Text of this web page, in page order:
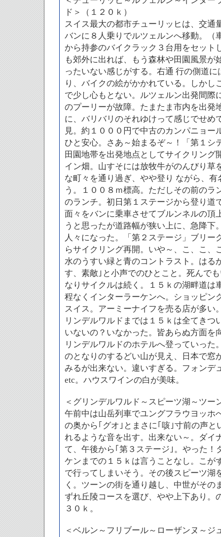
ド＞（１２０ｋ）
スイス最大の都市チューリッヒは、交通
バンに８人乗りでルツェルンへ移動。（
から持参のバイクラック３台用をセット
も郊外に出れば、もう森林や田園風景が
ったいない感じがする。右通 行の側道
り、バイクの絵がかかれている。しかし
で少し心もとない。ルツェルン出発間際
のプーリーが故障。たまたま市内を出発
に、バリバリのそれゆけって感じでせめ
見。約１０００円で中古のカンパニョー
ひと安心。さあ～始まるぞ～！「第１シ
田園地帯を出発地点としてサイクリング
イン畑。山すそには放牧牛がのんびり草
な町々を通り過ぎ、やや登り ながら、
う。１００８ｍ標高。ただしその前のラ
のランチ。初日第１ステージから登り道
面々をバンに乗車させてブルンネルの頂
うと思ったが道路幅が狭い上に、急降下
人々になった。「第２ステージ」ブリー
らサイクリング再開。いや～、こ、こ、
水のうすい緑と青のコントラスト。はる
す、素敵｣と小声でのひとこと。死んで
なりサイクルは続く。１５ｋの湖畔道は
程なくインターラーケンへ。ショッピン
スイス。アーミーナイフを売る店が多い
リンデルワルドまでは１５ｋは全てきつ
いないの？いなかった。皆あらぬ方面を
リンデルワルドのホテルへ登っていった
のとなりのするどい山が見え、日本で窓
みるが出来ない。違いすぎる。フォンデ
etc。ハウスワインの白が美味。
＜グリンデルワルド～スピーツ湖～ツー
午前中は山岳列車でユングフラウヨッホ
の奥から｢グオ｣とまさに｢咳｣寸前の声と
れるような音を出す。出来ない～。ダイ
て、午後から｢第３ステージ｣。やった！
ケンまでの１５ｋは言うことなし。こが
で行ってしまいそう。その後スピーツ湖
く。ツーンの街を通り越し、中世がその
ずれ丘陵コースを選び、やや上下あり。
３０ｋ。
＜ベルン～フリブール～ローザンヌ～ジ